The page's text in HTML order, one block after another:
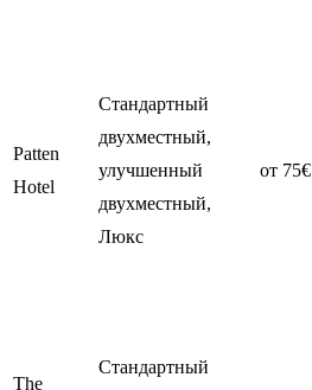
Patten
Hotel
Стандартный
двухместный,
улучшенный
двухместный,
Люкс
от 75€
The
Стандартный